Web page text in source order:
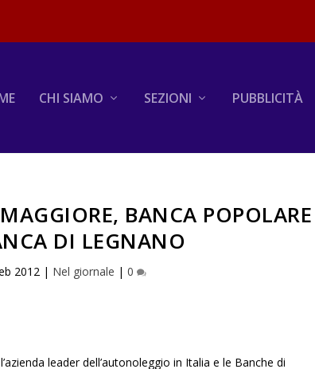
CHI SIAMO SEZIONI PUBBLICITÀ
BANCA POPOLARE
DI LEGNANO
2012 | Nel giornale |0
leader dell’autonoleggio in Italia e le Banche di